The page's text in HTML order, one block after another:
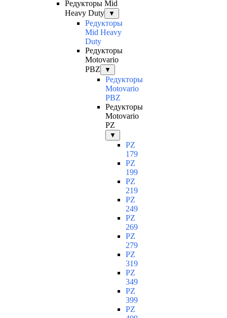
Редукторы Mid
Heavy Duty
▼
Редукторы
Mid Heavy
Duty
Редукторы
Motovario
PBZ
▼
Редукторы
Motovario
PBZ
Редукторы
Motovario
PZ
▼
PZ
179
PZ
199
PZ
219
PZ
249
PZ
269
PZ
279
PZ
319
PZ
349
PZ
399
PZ